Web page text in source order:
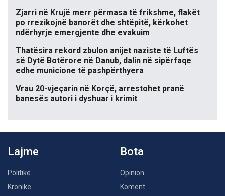
Zjarri në Krujë merr përmasa të frikshme, flakët
po rrezikojnë banorët dhe shtëpitë, kërkohet
ndërhyrje emergjente dhe evakuim
Thatësira rekord zbulon anijet naziste të Luftës
së Dytë Botërore në Danub, dalin në sipërfaqe
edhe municione të pashpërthyera
Vrau 20-vjeçarin në Korçë, arrestohet pranë
banesës autori i dyshuar i krimit
Lajme
Politikë
Kronikë
Bota
Opinion
Koment